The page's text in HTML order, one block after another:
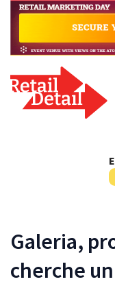
Galeria,
cherche